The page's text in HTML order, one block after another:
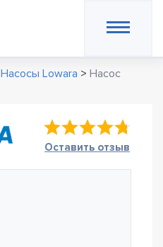
Насосы Lowara > Насос
Оставить отзыв